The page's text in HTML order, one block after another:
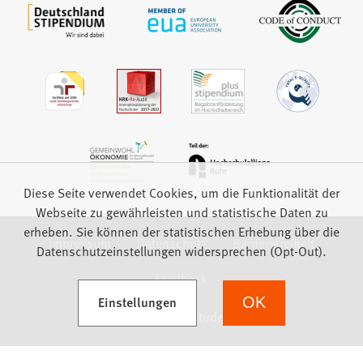
Impressum Datenschutz
Barrierefreiheit
Feedback
Diese Seite verwendet Cookies, um die Funktionalität der
Webseite zu gewährleisten und statistische Daten zu
erheben. Sie können der statistischen Erhebung über die
Datenschutzeinstellungen widersprechen (Opt-Out).
Einstellungen
(Öffnet in einem neuen Tab) OK